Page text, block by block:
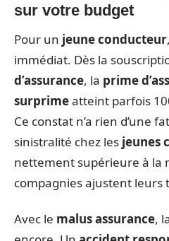
sur votre budget
Pour un jeune conducteur
immédiat. Dès la
d’assurance, la prime
surprimeatteint parfois
Ce constat n’a rien d’une
sinistralité chez les jeunes
nettement supérieure à la
compagnies ajustent leurs
Avec le malus assurance,